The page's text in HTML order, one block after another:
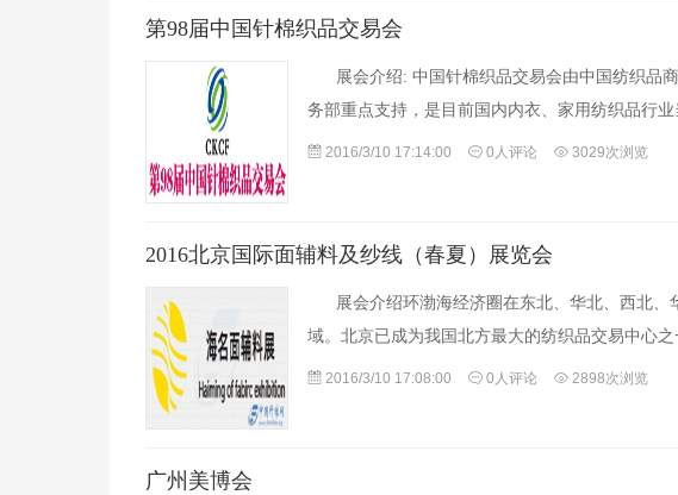
第98届中国针棉织品交易会
展会介绍: 中国针棉织品交易会由中国纺织品
务部重点支持，是目前国内内衣、家用纺织品行
2016/3/10 17:14:00 0人评论 3029次浏览
2016北京国际面辅料及纱线（春夏）展览会
展会介绍环渤海经济圈在东北、华北、西北、
域。北京已成为我国北方最大的纺织品交易中心
2016/3/10 17:08:00 0人评论 2898次浏览
广州美博会